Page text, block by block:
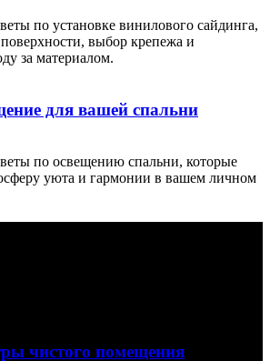
по установке винилового сайдинга,
выбор крепежа и
за материалом.
для вашей спальни
по освещению спальни, которые
уюта и гармонии в вашем личном
чистого помещения